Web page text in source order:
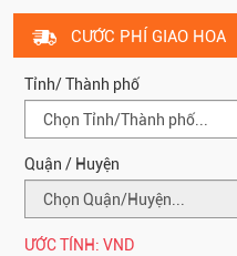
CƯỚC PHÍ GIAO HOA
Tỉnh/ Thành phố
Quận / Huyện
ƯỚC TÍNH: VND